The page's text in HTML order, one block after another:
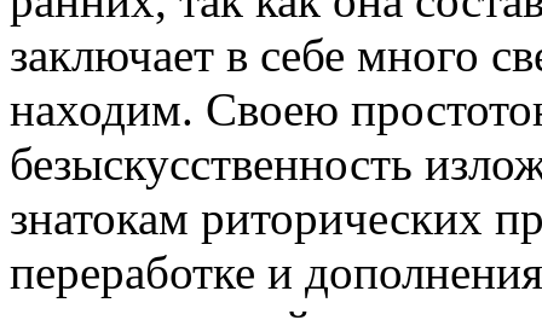
заключает в себе много
находим. Своею
безыскусственность
знатокам риторических
переработке и